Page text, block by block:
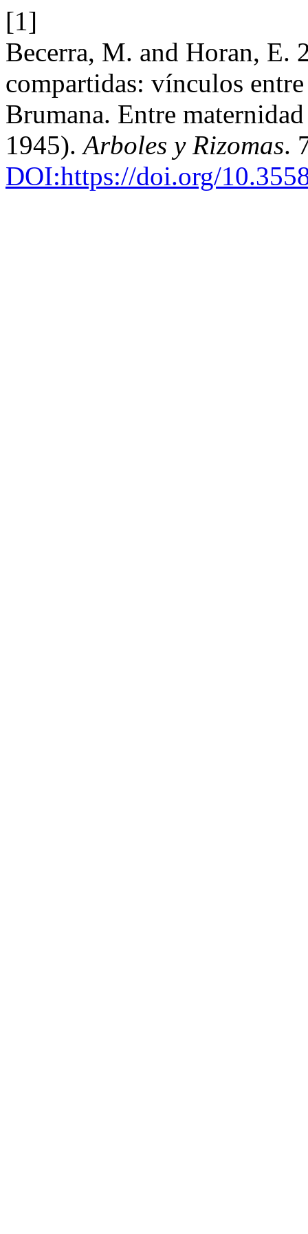
[1]
Becerra, M. and Horan, E.
compartidas: vínculos
Brumana. Entre
1945).Arboles y Rizomas.
DOI:https://doi.org/